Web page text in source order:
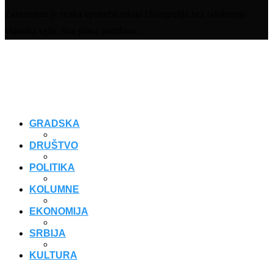
GRADSKA
DRUŠTVO
POLITIKA
KOLUMNE
EKONOMIJA
SRBIJA
KULTURA